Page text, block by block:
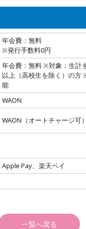
年会費：無料
※発行手数料0円
年会費：無料 ※対象：生計
以上（高校生を除く）の方
能
WAON
WAON（オートチャージ可）
Apple Pay、楽天ペイ
一覧へ戻る